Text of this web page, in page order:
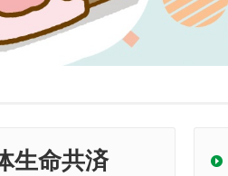
生命共済